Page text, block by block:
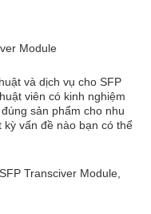
Module
và dịch vụ cho SFP
viên có kinh nghiệm
sản phẩm cho nhu
vấn đề nào bạn có thể
Transciver Module,